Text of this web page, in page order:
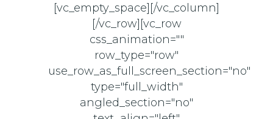
[vc_empty_space][/vc_column]
[/vc_row][vc_row
css_animation=""
row_type="row"
use_row_as_full_screen_section="no"
type="full_width"
angled_section="no"